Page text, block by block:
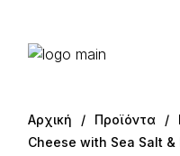
Αρχική Προϊόντα
Cheese with Sea Salt